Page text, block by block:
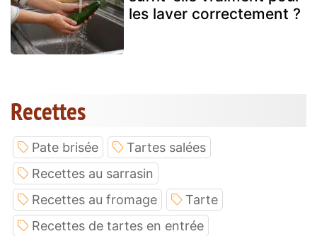
les laver correctement ?
Recettes
Pate brisée
Tartes salées
Recettes au sarrasin
Recettes au fromage
Tarte
Recettes de tartes en entrée